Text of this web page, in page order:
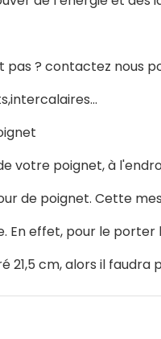
pas ? contactez nous
votre poignet, à
de poignet. Cette
En effet, pour le
21,5 cm, alors il